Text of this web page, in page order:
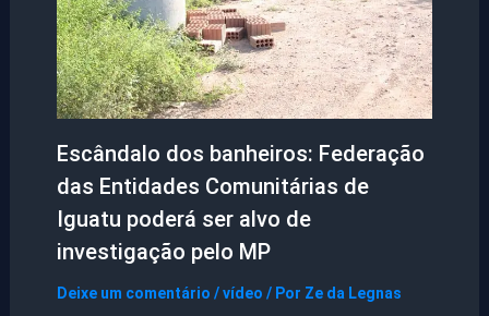
Escândalo dos banheiros: Federação
das Entidades Comunitárias de
Iguatu poderá ser alvo de
investigação pelo MP
Deixe um comentário /vídeo / Por Ze da Legnas